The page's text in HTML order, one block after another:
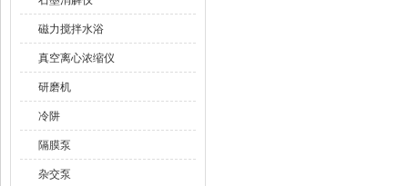
磁力搅拌水浴
真空离心浓缩仪
研磨机
冷阱
隔膜泵
杂交泵